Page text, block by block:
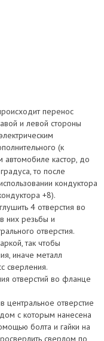
перенос
и левой стороны
(к
автомобиле кастор, до
то после
кондуктора
+8).
4 отверстия во
них резьбы и
отверстия.
так чтобы
иначе металл
сверления.
отверстий во фланце
центральное отверстие
с которым нанесена
болта и гайки на
сверлом по